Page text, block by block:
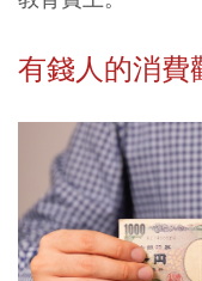
有錢人的消費